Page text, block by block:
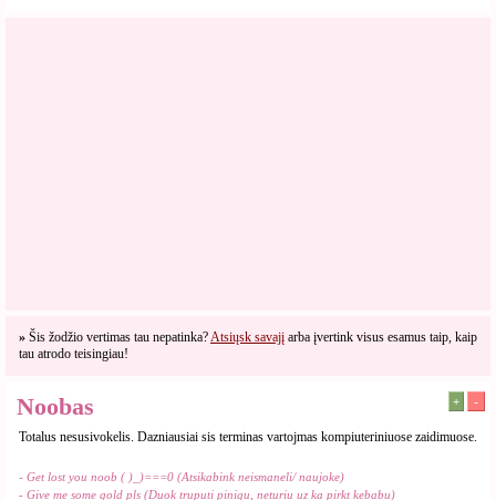
» Šis žodžio vertimas tau nepatinka?Atsiųsk savajį arba įvertink visus esamus taip, kaip
tau atrodo teisingiau!
Noobas + -
Totalus nesusivokelis. Dazniausiai sis terminas vartojmas kompiuteriniuose zaidimuose.
- Get lost you noob ( )_)===0 (Atsikabink neismaneli/ naujoke)
- Give me some gold pls (Duok truputi pinigu, neturiu uz ka pirkt kebabu)